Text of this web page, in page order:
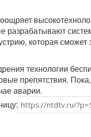
разрабатывают
которая
технологии
препятствия.
аварии.